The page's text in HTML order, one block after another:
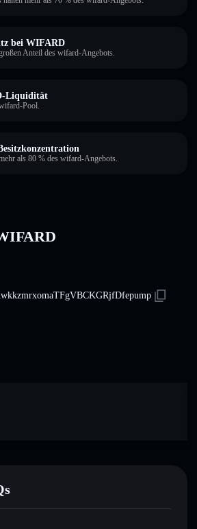
bei WIFARD
Anteil des wifard-Angebots.
Liquidität
Pool.
als 80 % des wifard-Angebots.